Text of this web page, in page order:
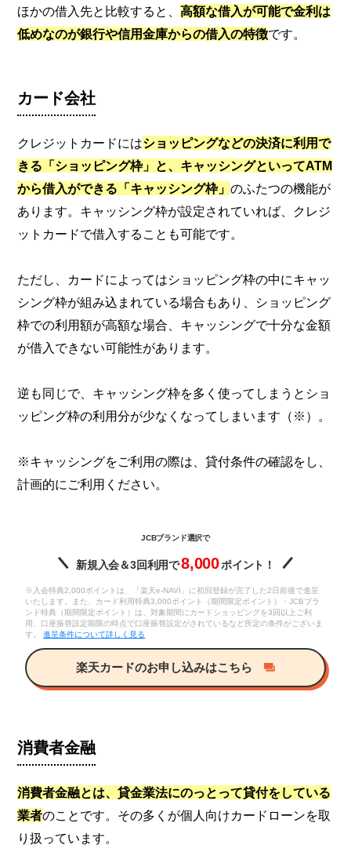
ほかの借入先と比較すると、高額な借入が可能で金利は
低めなのが銀行や信用金庫からの借入の特徴です。
カード会社
クレジットカードにはショッピングなどの決済に利用で
きる「ショッピング枠」と、キャッシングといってATM
から借入ができる「キャッシング枠」のふたつの機能が
あります。キャッシング枠が設定されていれば、クレジ
ットカードで借入することも可能です。
ただし、カードによってはショッピング枠の中にキャッ
シング枠が組み込まれている場合もあり、ショッピング
枠での利用額が高額な場合、キャッシングで十分な金額
が借入できない可能性があります。
逆も同じで、キャッシング枠を多く使ってしまうとショ
ッピング枠の利用分が少なくなってしまいます（※）。
※キャッシングをご利用の際は、貸付条件の確認をし、
計画的にご利用ください。
JCBブランド選択で
新規入会＆3回利用で8,000ポイント！
※入会特典2,000ポイントは、「楽天e-NAVI」に初回登録が完了した2日前後で進呈
いたします。また、カード利用特典3,000ポイント（期間限定ポイント）・JCBブラ
ンド特典（期間限定ポイント）は、対象期間にカードショッピングを3回以上ご利
用、口座振替設定期限の時点で口座振替設定がされているなど所定の条件がございま
す。進呈条件について詳しく見る
楽天カードのお申し込みはこちら
消費者金融
消費者金融とは、貸金業法にのっとって貸付をしている
業者のことです。その多くが個人向けカードローンを取
り扱っています。